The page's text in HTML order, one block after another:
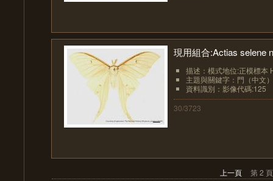
現用組合:Actias selene
描述：模式地位:正模標本
主題與關鍵字：門（中文
資料識別：影像代碼:125
30/3723
上一頁 第 2 頁